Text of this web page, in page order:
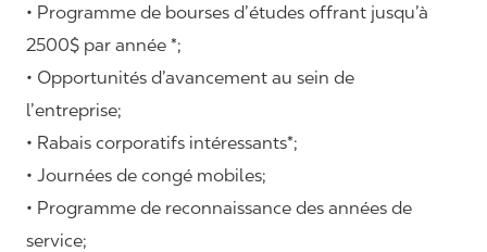
• Programme de bourses d’études offrant jusqu’à
2500$ par année *;
• Opportunités d’avancement au sein de
l’entreprise;
• Rabais corporatifs intéressants*;
• Journées de congé mobiles;
• Programme de reconnaissance des années de
service;